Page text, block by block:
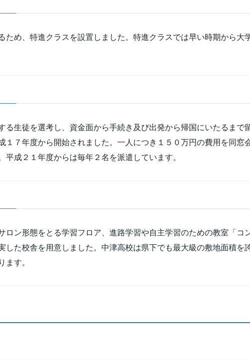
ため、特進クラスを設置しました。特進クラスでは早い時期から大
生徒を選考し、資金面から手続き及び出発から帰国にいたるまで
１７年度から開始されました。一人につき１５０万円の費用を同窓
成２１年度からは毎年２名を派遣しています。
ロン形態をとる学習フロア、進路学習や自主学習のための教室「コ
した校舎を用意しました。中津高校は県下でも最大級の敷地面積を
ます。